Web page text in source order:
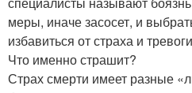
меры, иначе засосет, и
избавиться от страха и
Что именно страшит?
Страх смерти имеет разные